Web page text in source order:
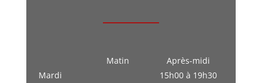
Matin
Après-midi
Mardi
15h00 à 19h30